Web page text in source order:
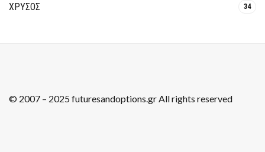
ΧΡΥΣΟΣ 34
© 2007 – 2025 futuresandoptions.gr All rights reserved